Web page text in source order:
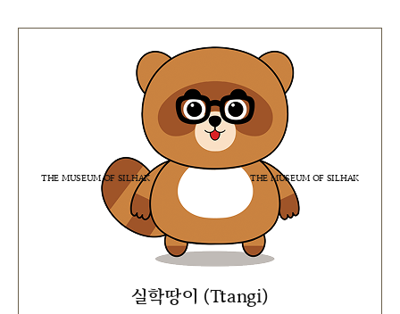
THE MUSEUM OF SILHAK THE MUSEUM OF SILHAK
실학땅이 (Ttangi)